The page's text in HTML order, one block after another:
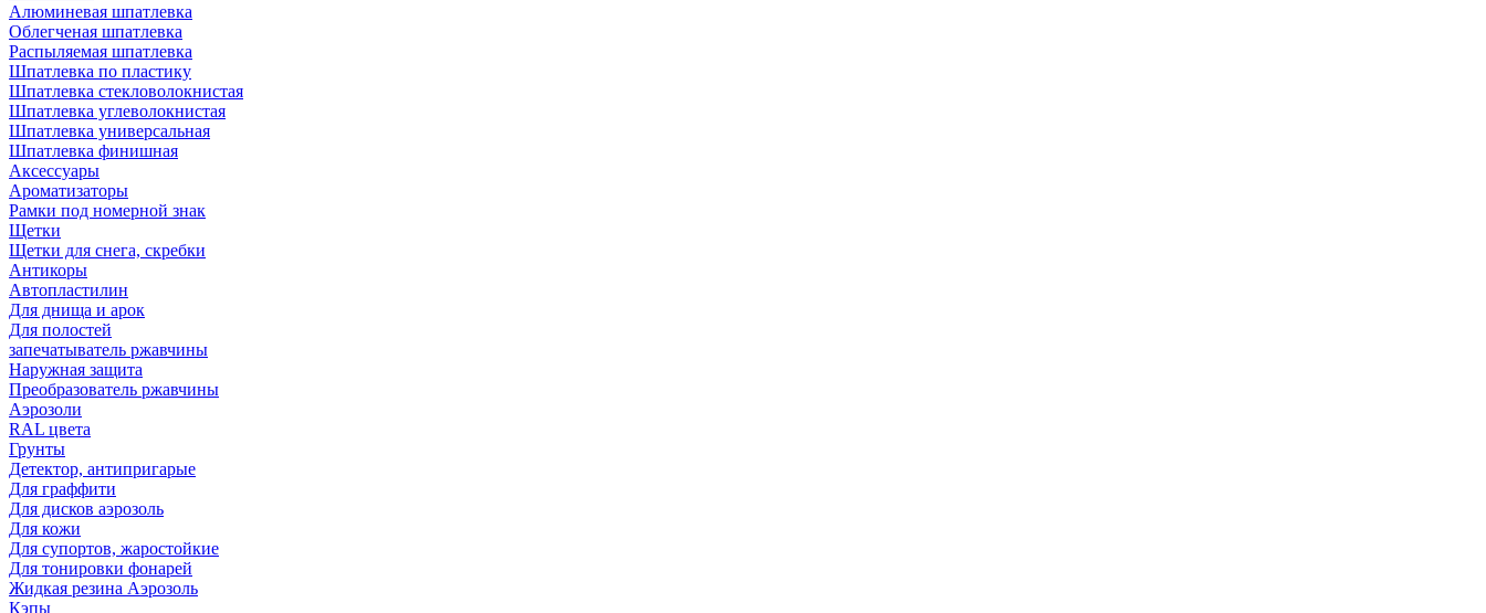
Алюминевая шпатлевка
Облегченая шпатлевка
Распыляемая шпатлевка
Шпатлевка по пластику
Шпатлевка стекловолокнистая
Шпатлевка углеволокнистая
Шпатлевка универсальная
Шпатлевка финишная
Аксессуары
Ароматизаторы
Рамки под номерной знак
Щетки
Щетки для снега, скребки
Антикоры
Автопластилин
Для днища и арок
Для полостей
запечатыватель ржавчины
Наружная защита
Преобразователь ржавчины
Аэрозоли
RAL цвета
Грунты
Детектор, антипригарые
Для граффити
Для дисков аэрозоль
Для кожи
Для супортов, жаростойкие
Для тонировки фонарей
Жидкая резина Аэрозоль
Кэпы